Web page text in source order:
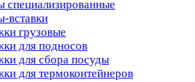
специализированные
вставки
грузовые
для подносов
для сбора посуды
для термоконтейнеров